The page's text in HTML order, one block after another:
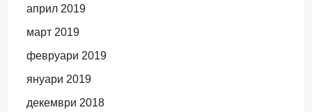
април 2019
март 2019
февруари 2019
януари 2019
декември 2018